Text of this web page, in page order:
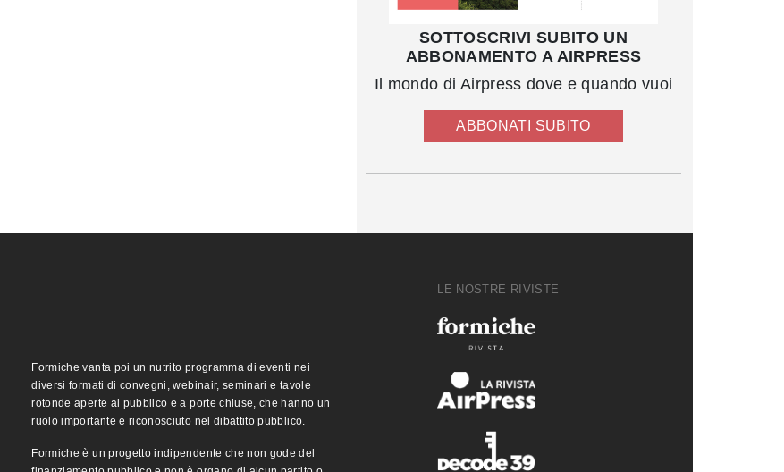
SOTTOSCRIVI SUBITO UN
ABBONAMENTO A AIRPRESS
Il mondo di Airpress dove e quando vuoi
ABBONATI SUBITO
Formiche vanta poi un nutrito programma di eventi nei
diversi formati di convegni, webinair, seminari e tavole
rotonde aperte al pubblico e a porte chiuse, che hanno un
ruolo importante e riconosciuto nel dibattito pubblico.
Formiche è un progetto indipendente che non gode del
LE NOSTRE RIVISTE